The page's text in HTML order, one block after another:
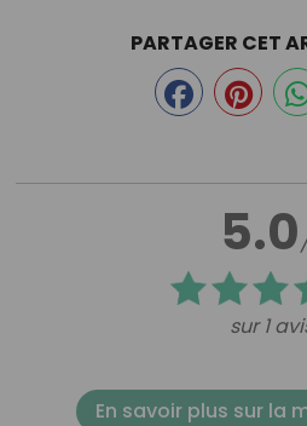
5.0
sur 1
PARTAGER CET
En savoir plus sur la